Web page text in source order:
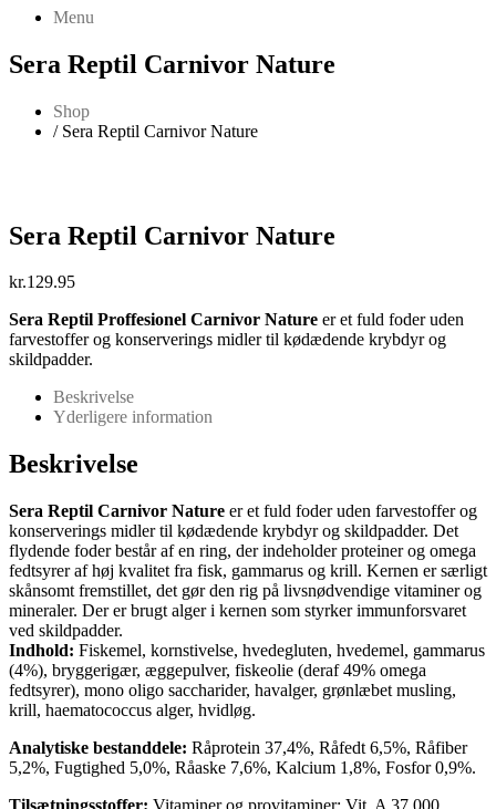
Menu
Sera Reptil Carnivor Nature
Shop
/ Sera Reptil Carnivor Nature
Sera Reptil Carnivor Nature
kr.129.95
Sera Reptil Proffesionel Carnivor Nature er et fuld foder uden
farvestoffer og konserverings midler til kødædende krybdyr og
skildpadder.
Beskrivelse
Yderligere information
Beskrivelse
Sera Reptil Carnivor Nature er et fuld foder uden farvestoffer og
konserverings midler til kødædende krybdyr og skildpadder. Det
flydende foder består af en ring, der indeholder proteiner og omega
fedtsyrer af høj kvalitet fra fisk, gammarus og krill. Kernen er særligt
skånsomt fremstillet, det gør den rig på livsnødvendige vitaminer og
mineraler. Der er brugt alger i kernen som styrker immunforsvaret
ved skildpadder.
Indhold: Fiskemel, kornstivelse, hvedegluten, hvedemel, gammarus
(4%), bryggerigær, æggepulver, fiskeolie (deraf 49% omega
fedtsyrer), mono oligo saccharider, havalger, grønlæbet musling,
krill, haematococcus alger, hvidløg.
Analytiske bestanddele: Råprotein 37,4%, Råfedt 6,5%, Råfiber
5,2%, Fugtighed 5,0%, Råaske 7,6%, Kalcium 1,8%, Fosfor 0,9%.